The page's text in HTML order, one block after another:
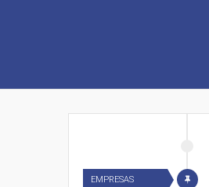
EMPRESAS